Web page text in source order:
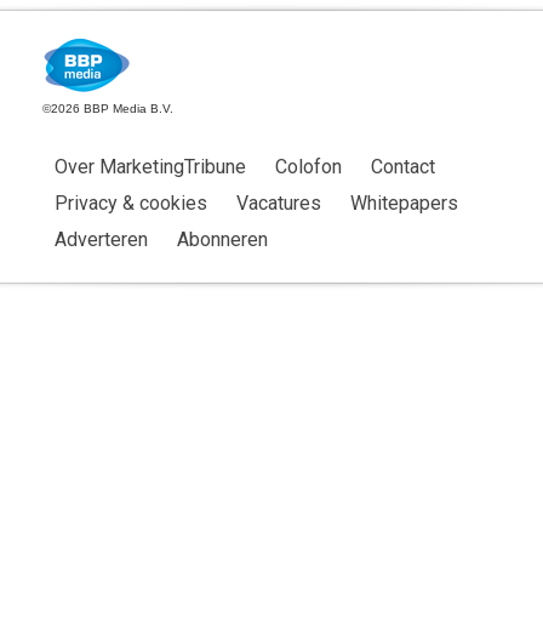
©2026 BBP Media B.V.
Over MarketingTribune Colofon
Contact
Privacy & cookies
Vacatures
Whitepapers
Adverteren
Abonneren